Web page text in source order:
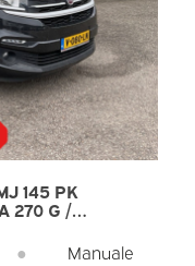
145 PK
270 G /
/ CERCHI
● Manuale